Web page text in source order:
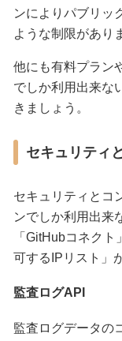
ンによりパブリッ
ような制限があり
他にも有料プラン
でしか利用出来な
きましょう。
セキュリティ
セキュリティとコ
ンでしか利用出来
「GitHubコネク
可するIPリスト」
監査ログAPI
監査ログデータの